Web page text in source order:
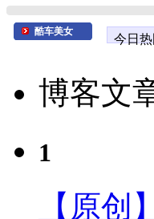
酷车美女
今日热
博客文
1
【原